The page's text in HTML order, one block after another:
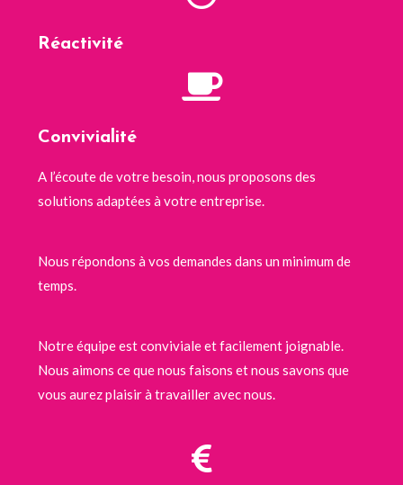
Réactivité
Convivialité
A l’écoute de votre besoin, nous proposons des
solutions adaptées à votre entreprise.
Nous répondons à vos demandes dans un minimum de
temps.
Notre équipe est conviviale et facilement joignable.
Nous aimons ce que nous faisons et nous savons que
vous aurez plaisir à travailler avec nous.